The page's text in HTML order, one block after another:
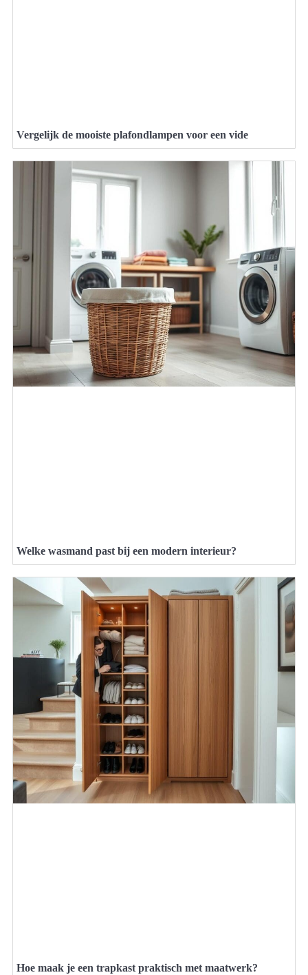
Vergelijk de mooiste plafondlampen voor een vide
Welke wasmand past bij een modern interieur?
Hoe maak je een trapkast praktisch met maatwerk?